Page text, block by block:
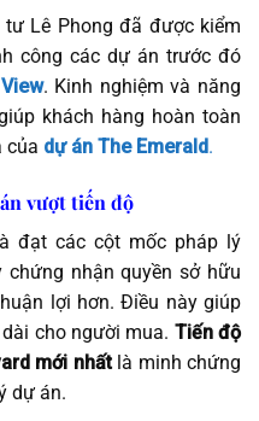
Lê Phong đã được kiểm
công các dự án trước đó
. Kinh nghiệm và năng
khách hàng hoàn toàn
của dự án The Emerald.
vượt tiến độ
đạt các cột mốc pháp lý
nhận quyền sở hữu
lợi hơn. Điều này giúp
cho người mua. Tiến độ
mới nhấtlà minh chứng
dự án.